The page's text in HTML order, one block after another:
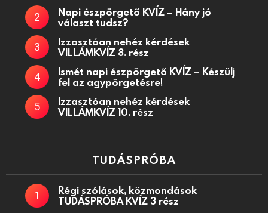
Napi észpörgető KVÍZ – Hány jó
választ tudsz?
Izzasztóan nehéz kérdések
VILLÁMKVÍZ 8. rész
Ismét napi észpörgető KVÍZ – Készülj
fel az agypörgetésre!
Izzasztóan nehéz kérdések
VILLÁMKVÍZ 10. rész
TUDÁSPRÓBA
Régi szólások, közmondások
TUDÁSPRÓBA KVÍZ 3 rész